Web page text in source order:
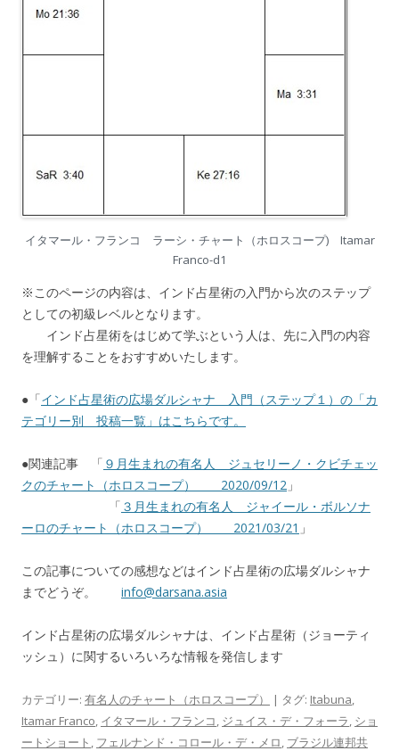
イタマール・フランコ ラーシ・チャート（ホロスコープ) Itamar
Franco-d1
※このページの内容は、インド占星術の入門から次のステップ
としての初級レベルとなります。
インド占星術をはじめて学ぶという人は、先に入門の内容
を理解することをおすすめいたします。
●「インド占星術の広場ダルシャナ 入門（ステップ１）の「カ
テゴリー別 投稿一覧」はこちらです。
●関連記事 「 ９月生まれの有名人 ジュセリーノ・クビチェッ
クのチャート（ホロスコープ） 2020/09/12 」
「 ３月生まれの有名人 ジャイール・ボルソナ
ーロのチャート（ホロスコープ） 2021/03/21 」
この記事についての感想などはインド占星術の広場ダルシャナ
までどうぞ。 info@darsana.asia
インド占星術の広場ダルシャナは、インド占星術（ジョーティ
ッシュ）に関するいろいろな情報を発信します
カテゴリー: 有名人のチャート（ホロスコープ） | タグ: Itabuna,
Itamar Franco, イタマール・フランコ, ジュイス・デ・フォーラ, ショ
ートショート , フェルナンド・コロール・デ・メロ, ブラジル連邦共